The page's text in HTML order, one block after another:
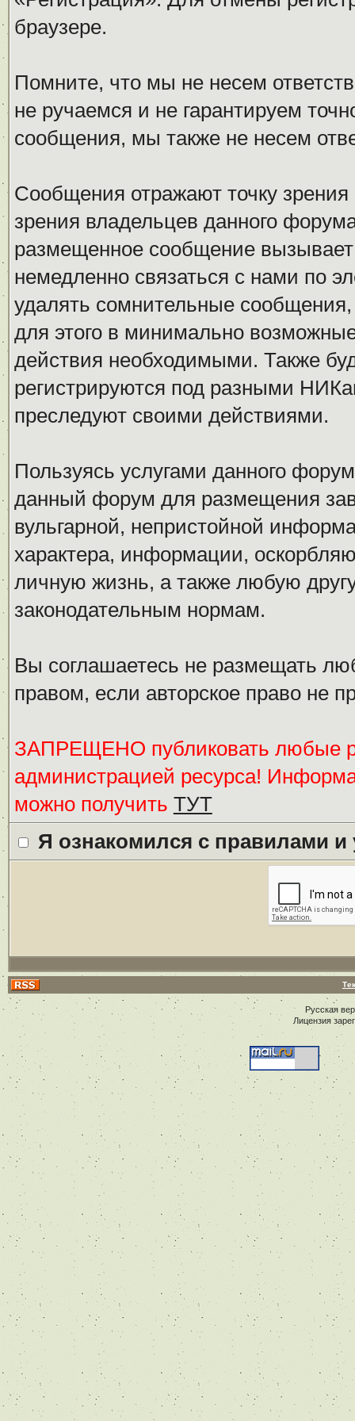
браузере.
Помните, что мы не несем
не ручаемся и не гарантируем
сообщения, мы также не несем
Сообщения отражают точку
зрения владельцев данного
размещенное сообщение
немедленно связаться с нами по
удалять сомнительные
для этого в минимально
действия необходимыми. Также
регистрируются под разными
преследуют своими действиями.
Пользуясь услугами данного
данный форум для размещения
вульгарной, непристойной
характера, информации,
личную жизнь, а также любую
законодательным нормам.
Вы соглашаетесь не размещать
правом, если авторское право не
ЗАПРЕЩЕНО публиковать любые
администрацией ресурса!
можно получить ТУТ
Я ознакомился с правилами
Русская
Лицензия